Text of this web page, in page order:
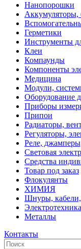
Нанопорошки
Аккумуляторы,
Герметики
Инструменты
Клеи
Компаунды
Компоненты
Медицина
Модули,
Оборудование
Приборы
Припои
Радиаторы,
Регуляторы,
Реле,
Световая
Средства
Товар под заказ
Флокулянты
ХИМИЯ
Шнуры,
Электротехника
Металлы
Контакты